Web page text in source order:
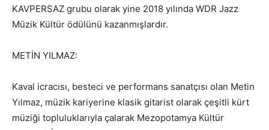
KAVPERSAZ grubu olarak yine 2018 yılında WDR Jazz
Müzik Kültür ödülünü kazanmışlardır.
METİN YILMAZ:
Kaval icracısı, besteci ve performans sanatçısı olan Metin
Yılmaz, müzik kariyerine klasik gitarist olarak çeşitli kürt
müziği topluluklarıyla çalarak Mezopotamya Kültür